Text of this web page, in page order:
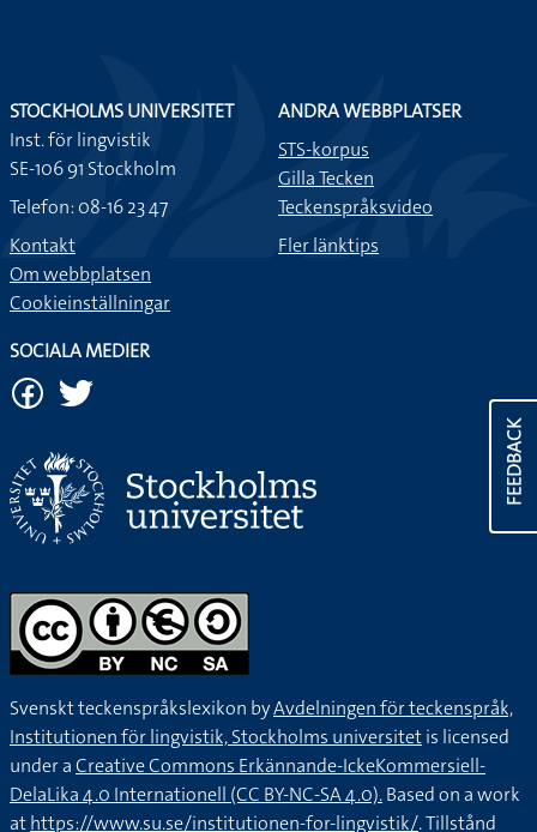
FEEDBACK
STOCKHOLMS UNIVERSITET
Inst. för lingvistik
SE-106 91 Stockholm
Telefon: 08-16 23 47
Kontakt
Om webbplatsen
Cookieinställningar
ANDRA WEBBPLATSER
STS-korpus
Gilla Tecken
Teckenspråksvideo
Fler länktips
SOCIALA MEDIER
Svenskt teckenspråkslexikon byAvdelningen för teckenspråk,
Institutionen för lingvistik, Stockholms universitetis licensed
under aCreative Commons Erkännande-IckeKommersiell-
DelaLika 4.0 Internationell (CC BY-NC-SA 4.0).Based on a work
athttps://www.su.se/institutionen-for-lingvistik/. Tillstånd